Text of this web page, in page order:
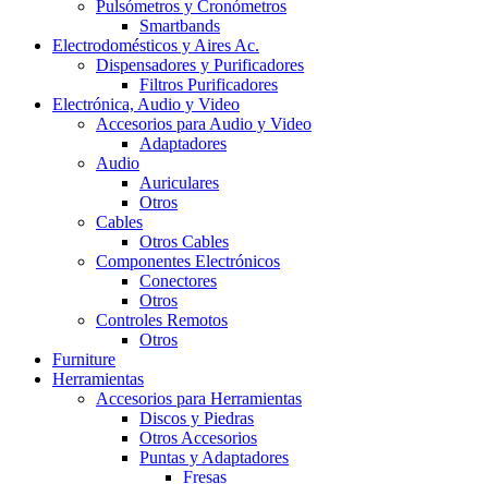
Pulsómetros y Cronómetros
Smartbands
Electrodomésticos y Aires Ac.
Dispensadores y Purificadores
Filtros Purificadores
Electrónica, Audio y Video
Accesorios para Audio y Video
Adaptadores
Audio
Auriculares
Otros
Cables
Otros Cables
Componentes Electrónicos
Conectores
Otros
Controles Remotos
Otros
Furniture
Herramientas
Accesorios para Herramientas
Discos y Piedras
Otros Accesorios
Puntas y Adaptadores
Fresas